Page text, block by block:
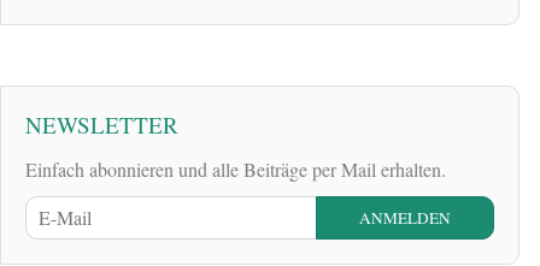
NEWSLETTER
Einfach abonnieren und alle Beiträge per Mail erhalten.